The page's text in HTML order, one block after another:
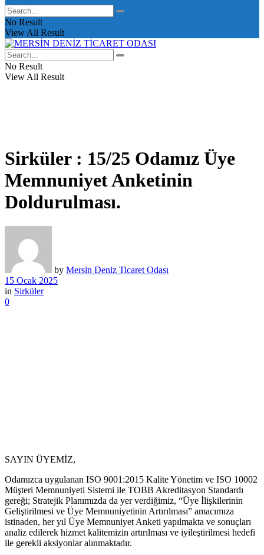
No Result
View All Result
No Result
View All Result
Sirküler : 15/25 Odamız Üye
Memnuniyet Anketinin
Doldurulması.
by Mersin Deniz Ticaret Odası
15 Ocak 2025
in Sirküler
0
SAYIN ÜYEMİZ,
Odamızca uygulanan ISO 9001:2015 Kalite Yönetim ve ISO 10002
Müşteri Memnuniyeti Sistemi ile TOBB Akreditasyon Standardı
gereği; Stratejik Planımızda da yer verdiğimiz, “Üye İlişkilerinin
Geliştirilmesi ve Üye Memnuniyetinin Artırılması” amacımıza
istinaden, her yıl Üye Memnuniyet Anketi yapılmakta ve sonuçları
analiz edilerek hizmet kalitemizin artırılması ve iyileştirilmesi hedefi
ile gerekli aksiyonlar alınmaktadır.